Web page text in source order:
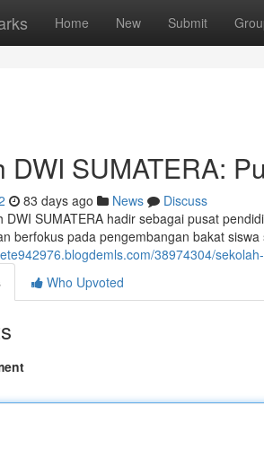
Home New Submit
DWI SUMATERA:
83 days ago News
Discuss
DWI SUMATERA hadir sebagai pusat
berfokus pada pengembangan bakat
38974304/
Who Upvoted